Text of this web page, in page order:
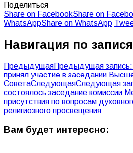
Поделиться
Share on FacebookShare on
WhatsAppShare on WhatsApp
Навигация по
ПредыдущаяПредыдущая запись:
принял участие в заседании
СоветаСледующаяСледующая
состоялось заседание комиссии
присутствия по вопросам
религиозного просвещения
Вам будет интересно: